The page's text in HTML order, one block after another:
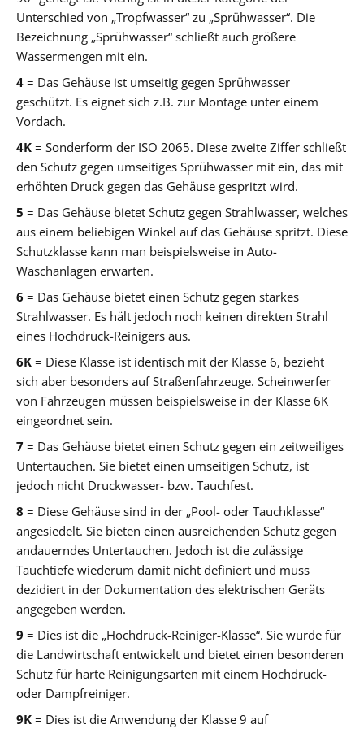
Unterschied von „Tropfwasser“ zu „Sprühwasser“. Die
Bezeichnung „Sprühwasser“ schließt auch größere
Wassermengen mit ein.
4 = Das Gehäuse ist umseitig gegen Sprühwasser
geschützt. Es eignet sich z.B. zur Montage unter einem
Vordach.
4K = Sonderform der ISO 2065. Diese zweite Ziffer schließt
den Schutz gegen umseitiges Sprühwasser mit ein, das mit
erhöhten Druck gegen das Gehäuse gespritzt wird.
5 = Das Gehäuse bietet Schutz gegen Strahlwasser, welches
aus einem beliebigen Winkel auf das Gehäuse spritzt. Diese
Schutzklasse kann man beispielsweise in Auto-
Waschanlagen erwarten.
6 = Das Gehäuse bietet einen Schutz gegen starkes
Strahlwasser. Es hält jedoch noch keinen direkten Strahl
eines Hochdruck-Reinigers aus.
6K = Diese Klasse ist identisch mit der Klasse 6, bezieht
sich aber besonders auf Straßenfahrzeuge. Scheinwerfer
von Fahrzeugen müssen beispielsweise in der Klasse 6K
eingeordnet sein.
7 = Das Gehäuse bietet einen Schutz gegen ein zeitweiliges
Untertauchen. Sie bietet einen umseitigen Schutz, ist
jedoch nicht Druckwasser- bzw. Tauchfest.
8 = Diese Gehäuse sind in der „Pool- oder Tauchklasse“
angesiedelt. Sie bieten einen ausreichenden Schutz gegen
andauerndes Untertauchen. Jedoch ist die zulässige
Tauchtiefe wiederum damit nicht definiert und muss
dezidiert in der Dokumentation des elektrischen Geräts
angegeben werden.
9 = Dies ist die „Hochdruck-Reiniger-Klasse“. Sie wurde für
die Landwirtschaft entwickelt und bietet einen besonderen
Schutz für harte Reinigungsarten mit einem Hochdruck-
oder Dampfreiniger.
9K = Dies ist die Anwendung der Klasse 9 auf